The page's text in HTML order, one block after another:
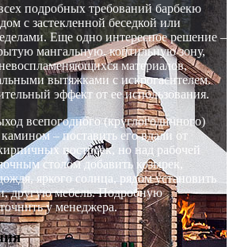
подробных требований барбекю
с застекленной беседкой или
Еще одно интересное решение –
мангальную, коптильную зону,
материалов,
вытяжками с искрогасителем.
эффект от ее использования.
всепогодного (круглогодичного)
– поставить его вдали от
построек, но над рабочей
столом добавить козырек,
яркого солнца, рядом установить
другую мебель. Подробную
у менеджера.